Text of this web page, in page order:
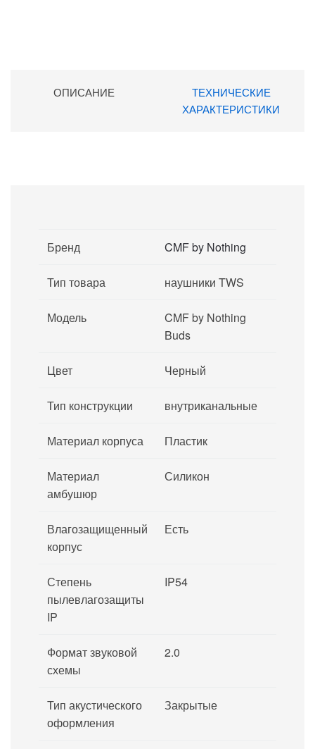
ОПИСАНИЕ
ТЕХНИЧЕСКИЕ
ХАРАКТЕРИСТИКИ
Бренд CMF by Nothing
Тип товара наушники TWS
Модель
CMF by Nothing
Buds
Цвет Черный
Тип конструкции внутриканальные
Материал корпуса Пластик
Материал
амбушюр
Силикон
Влагозащищенный
корпус
Есть
Степень
пылевлагозащиты
IP
IP54
Формат звуковой
схемы
2.0
Тип акустического
оформления
Закрытые